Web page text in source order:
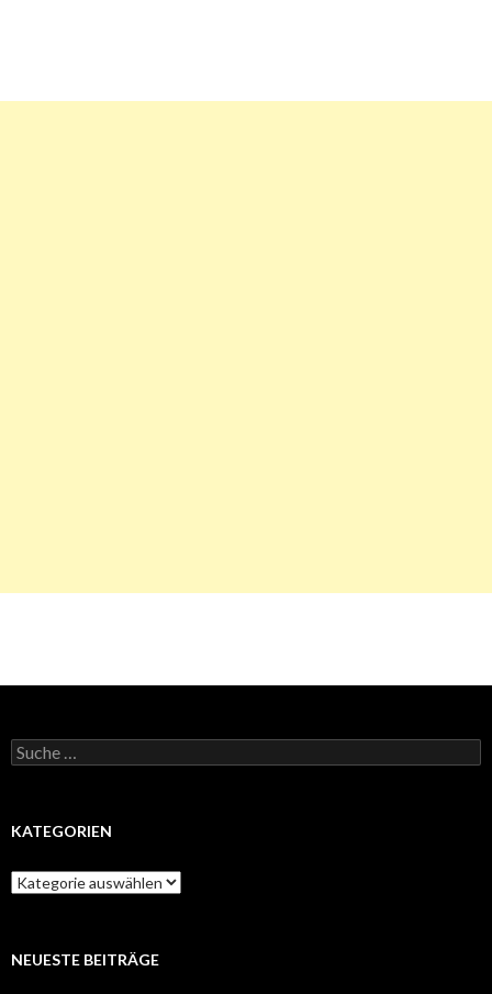
Suche
nach:
KATEGORIEN
Kategorien
NEUESTE BEITRÄGE